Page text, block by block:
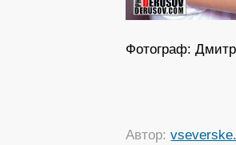
Фотограф:
Автор: